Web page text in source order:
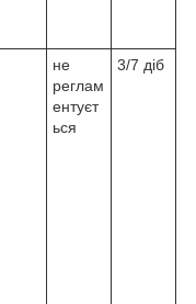
не
реглам
ентуєт
ься
3/7 діб